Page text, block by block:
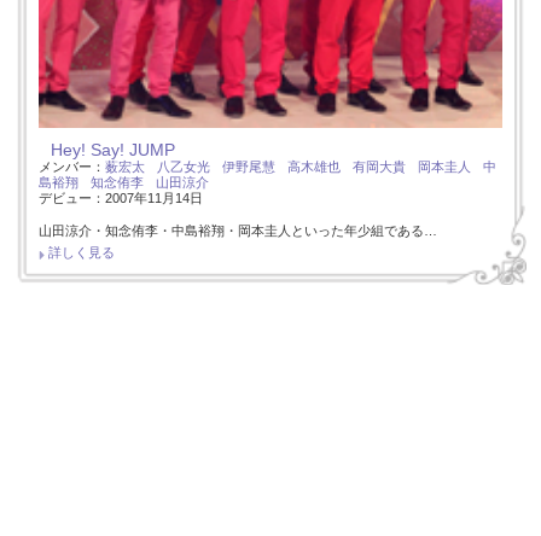
Hey! Say! JUMP
メンバー： 薮宏太 八乙女光 伊野尾慧 高木雄也 有岡大貴 岡本圭人
中
島裕翔
知念侑李
山田涼介
デビュー：2007年11月14日
山田涼介・知念侑李・中島裕翔・岡本圭人といった年少組である…
詳しく見る